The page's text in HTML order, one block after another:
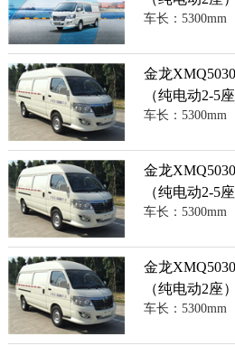
车长：5300mm
金龙
（纯电动2-5座
车长：5300mm
金龙
（纯电动2-5座
车长：5300mm
金龙
（纯电动2座）
车长：5300mm